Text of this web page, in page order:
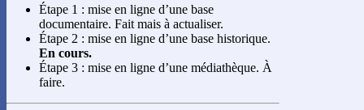
Étape 1 : mise en ligne d’une base
documentaire. Fait mais à actualiser.
Étape 2 : mise en ligne d’une base historique.
En cours.
Étape 3 : mise en ligne d’une médiathèque. À
faire.